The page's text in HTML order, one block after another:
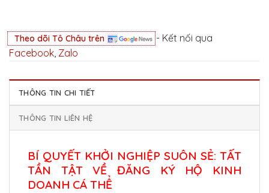
Theo dõi Tô Châu trên
- Kết nối qua
Facebook, Zalo
THÔNG TIN CHI TIẾT
THÔNG TIN LIÊN HỆ
BÍ QUYẾT KHỞI NGHIỆP SUÔN SẺ: TẤT
TẦN TẬT VỀ ĐĂNG KÝ HỘ KINH
DOANH CÁ THỂ